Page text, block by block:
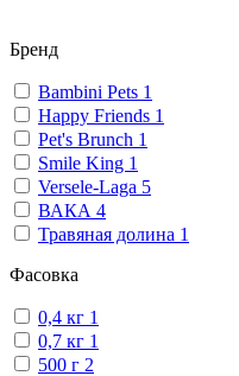
Бренд
Bambini Pets 1
Happy Friends 1
Pet's Brunch 1
Smile King 1
Versele-Laga 5
ВАКА 4
Травяная долина 1
Фасовка
0,4 кг 1
0,7 кг 1
500 г 2